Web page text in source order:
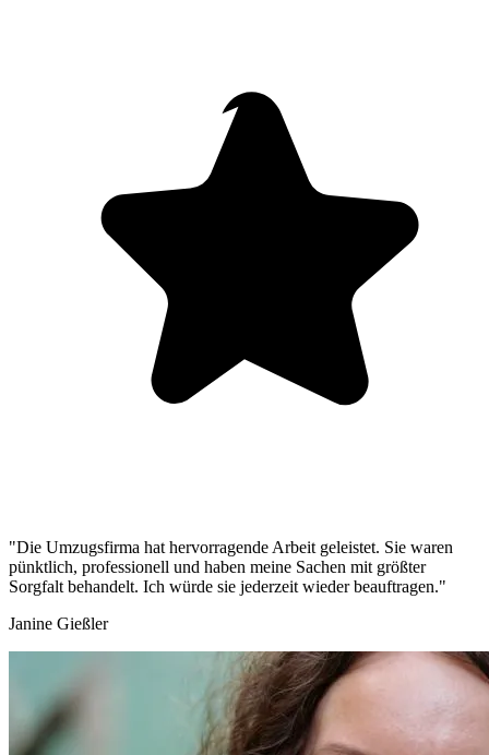
"Die Umzugsfirma hat hervorragende Arbeit geleistet. Sie waren
pünktlich, professionell und haben meine Sachen mit größter
Sorgfalt behandelt. Ich würde sie jederzeit wieder beauftragen."
Janine Gießler